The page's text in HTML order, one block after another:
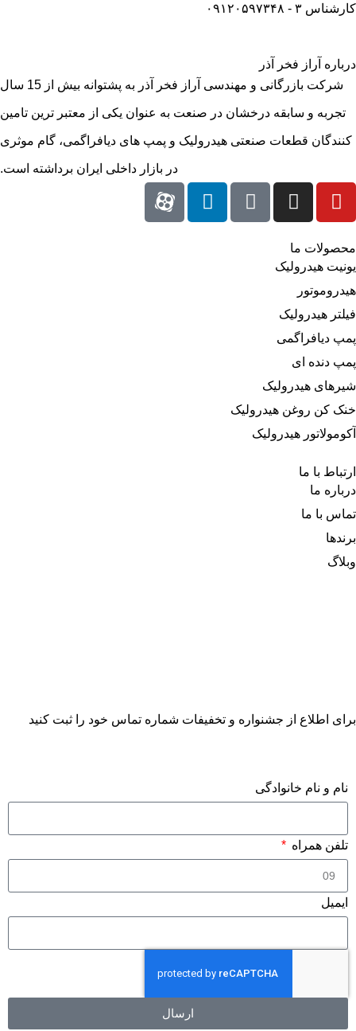
کارشناس ۳ - ۰۹۱۲۰۵۹۷۳۴۸
درباره آراز فخر آذر
شرکت بازرگانی و مهندسی آراز فخر آذر به پشتوانه بیش از 15 سال
تجربه و سابقه درخشان در صنعت به عنوان یکی از معتبر ترین تامین
کنندگان قطعات صنعتی هیدرولیک و پمپ های دیافراگمی، گام موثری
در بازار داخلی ایران برداشته است.
محصولات ما
یونیت هیدرولیک
هیدروموتور
فیلتر هیدرولیک
پمپ دیافراگمی
پمپ دنده ای
شیرهای هیدرولیک
خنک کن روغن هیدرولیک
آکومولاتور هیدرولیک
ارتباط با ما
درباره‌ ما
تماس با ما
برندها
وبلاگ
برای اطلاع از جشنواره و تخفیفات شماره تماس خود را ثبت کنید
نام و نام خانوادگی
تلفن همراه
ایمیل
ارسال